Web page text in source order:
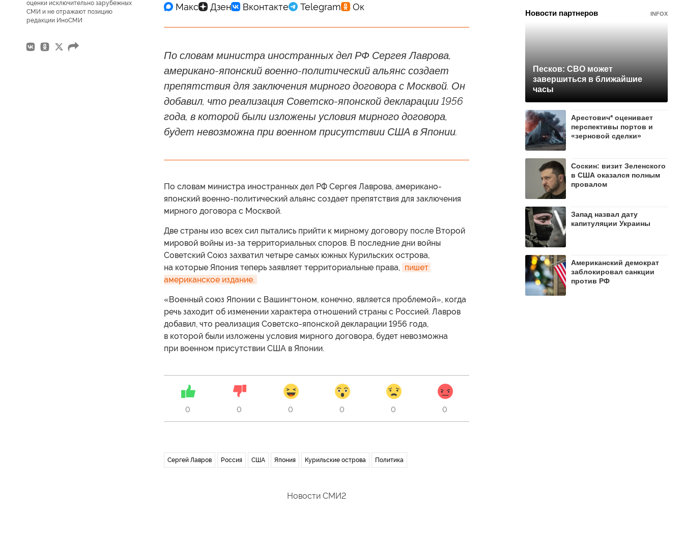
оценки исключительно зарубежных
СМИ и не отражают позицию
редакции ИноСМИ
По словам министра иностранных дел РФ Сергея Лаврова,
американо-японский военно-политический альянс создает
препятствия для заключения мирного договора с Москвой. Он
добавил, что реализация Советско-японской декларации 1956
года, в которой были изложены условия мирного договора,
будет невозможна при военном присутствии США в Японии.
По словам министра иностранных дел РФ Сергея Лаврова, американо-
японский военно-политический альянс создает препятствия для заключения
мирного договора с Москвой.
Две страны изо всех сил пытались прийти к мирному договору после Второй
мировой войны из-за территориальных споров. В последние дни войны
Советский Союз захватил четыре самых южных Курильских острова,
на которые Япония теперь заявляет территориальные права, пишет
американское издание.
«Военный союз Японии с Вашингтоном, конечно, является проблемой», когда
речь заходит об изменении характера отношений страны с Россией. Лавров
добавил, что реализация Советско-японской декларации 1956 года,
в которой были изложены условия мирного договора, будет невозможна
при военном присутствии США в Японии.
0 0 0 0 0 0
Сергей Лавров Россия США Япония Курильские острова Политика
Новости СМИ2
Новости партнеров INFOX
Песков: СВО может
завершиться в ближайшие
часы
Арестович* оценивает
перспективы портов и
«зерновой сделки»
Соскин: визит Зеленского
в США оказался полным
провалом
Запад назвал дату
капитуляции Украины
Американский демократ
заблокировал санкции
против РФ